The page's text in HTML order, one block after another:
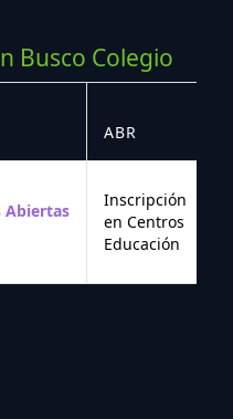
Busco Colegio
ABR
Abiertas
Inscripción
en Centros
Educación